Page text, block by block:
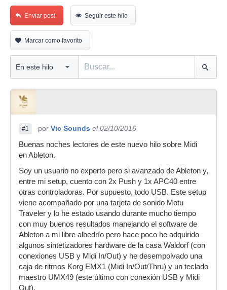
Enviar post Seguir este hilo
Marcar como favorito
#1 por Vic Sounds el 02/10/2016
Buenas noches lectores de este nuevo hilo sobre Midi
en Ableton.
Soy un usuario no experto pero si avanzado de Ableton y,
entre mi setup, cuento con 2x Push y 1x APC40 entre
otras controladoras. Por supuesto, todo USB. Este setup
viene acompañado por una tarjeta de sonido Motu
Traveler y lo he estado usando durante mucho tiempo
con muy buenos resultados manejando el software de
Ableton a mi libre albedrío pero hace poco he adquirido
algunos sintetizadores hardware de la casa Waldorf (con
conexiones USB y Midi In/Out) y he desempolvado una
caja de ritmos Korg EMX1 (Midi In/Out/Thru) y un teclado
maestro UMX49 (este último con conexión USB y Midi
Out).